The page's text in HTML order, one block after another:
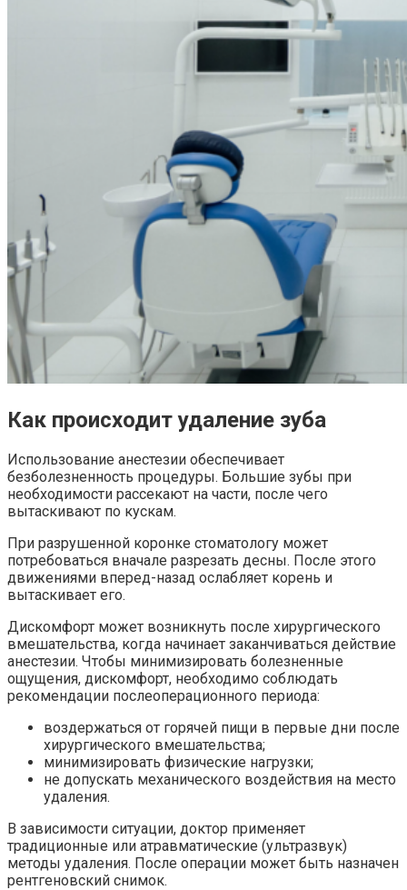
Как происходит удаление зуба
Использование анестезии обеспечивает
безболезненность процедуры. Большие зубы при
необходимости рассекают на части, после чего
вытаскивают по кускам.
При разрушенной коронке стоматологу может
потребоваться вначале разрезать десны. После этого
движениями вперед-назад ослабляет корень и
вытаскивает его.
Дискомфорт может возникнуть после хирургического
вмешательства, когда начинает заканчиваться действие
анестезии. Чтобы минимизировать болезненные
ощущения, дискомфорт, необходимо соблюдать
рекомендации послеоперационного периода:
воздержаться от горячей пищи в первые дни после
хирургического вмешательства;
минимизировать физические нагрузки;
не допускать механического воздействия на место
удаления.
В зависимости ситуации, доктор применяет
традиционные или атравматические (ультразвук)
методы удаления. После операции может быть назначен
рентгеновский снимок.